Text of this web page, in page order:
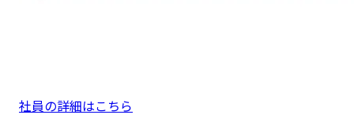
社員の詳細はこちら